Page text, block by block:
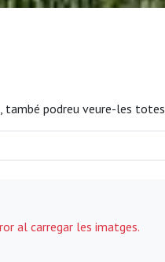
també podreu veure-les totes
al carregar les imatges.